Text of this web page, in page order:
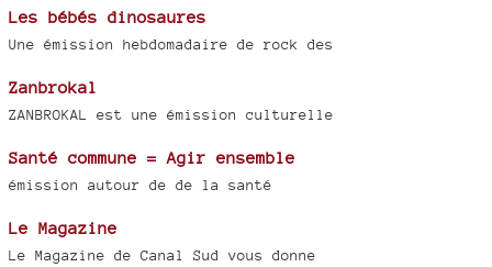
Les bébés dinosaures
Une émission hebdomadaire de rock des
Zanbrokal
ZANBROKAL est une émission culturelle
Santé commune = Agir ensemble
émission autour de de la santé
Le Magazine
Le Magazine de Canal Sud vous donne